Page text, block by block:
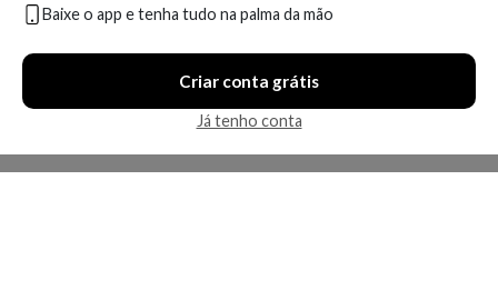
Baixe o app e tenha tudo na palma da mão
Criar conta grátis
Já tenho conta